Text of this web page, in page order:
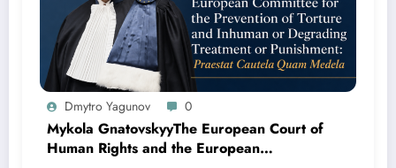
Dmytro Yagunov 0
Mykola GnatovskyyThe European Court of
Human Rights and the European